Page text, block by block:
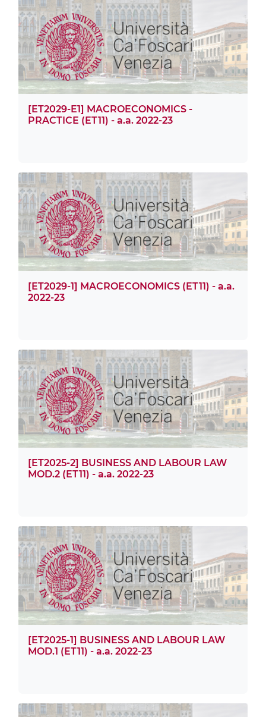
[ET2029-E1] MACROECONOMICS -
PRACTICE (ET11) - a.a. 2022-23
[ET2029-1] MACROECONOMICS (ET11) - a.a.
2022-23
[ET2025-2] BUSINESS AND LABOUR LAW
MOD.2 (ET11) - a.a. 2022-23
[ET2025-1] BUSINESS AND LABOUR LAW
MOD.1 (ET11) - a.a. 2022-23